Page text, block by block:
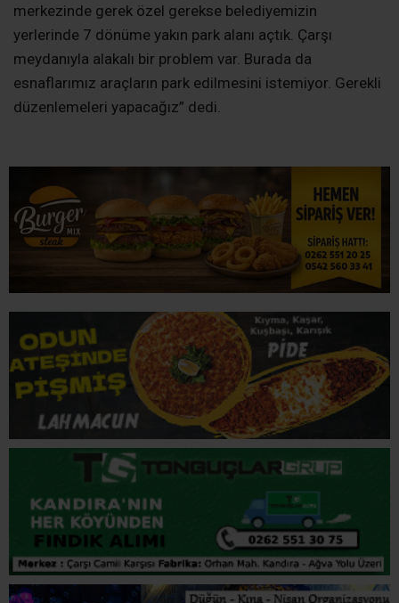
merkezinde gerek özel gerekse belediyemizin
yerlerinde 7 dönüme yakın park alanı açtık. Çarşı
meydanıyla alakalı bir problem var. Burada da
esnaflarımız araçların park edilmesini istemiyor. Gerekli
düzenlemeleri yapacağız” dedi.